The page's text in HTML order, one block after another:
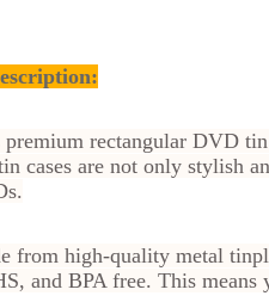
premium rectangular DVD
cases are not only stylish
from high-quality metal
and BPA free. This means